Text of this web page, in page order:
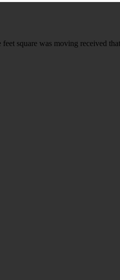
square was moving received